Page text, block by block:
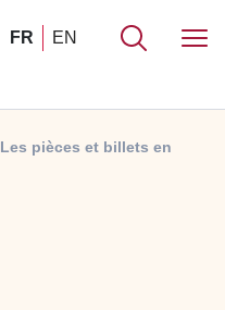
FR EN
Les pièces et billets en